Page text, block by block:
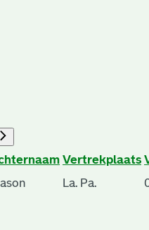
Vertrekplaats
La. Pa.